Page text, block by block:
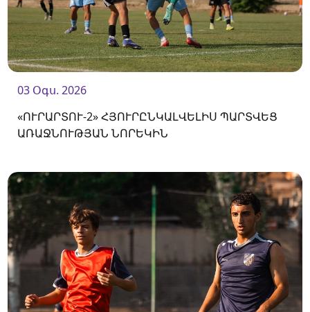
03 Օգս. 2026
«ՈՒՐԱՐՏՈՒ-2» ՀՅՈՒՐԸՆԿԱԼՎԵԼԻՍ ՊԱՐՏՎԵՑ
ԱՌԱՋՆՈՒԹՅԱՆ ՆՈՐԵԿԻՆ